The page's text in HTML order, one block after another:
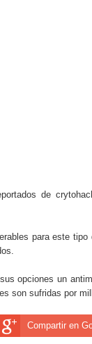
de
para este
opciones un
son sufridas por
Compartir en